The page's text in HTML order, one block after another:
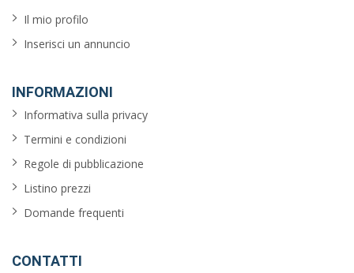
Il mio profilo
Inserisci un annuncio
INFORMAZIONI
Informativa sulla privacy
Termini e condizioni
Regole di pubblicazione
Listino prezzi
Domande frequenti
CONTATTI